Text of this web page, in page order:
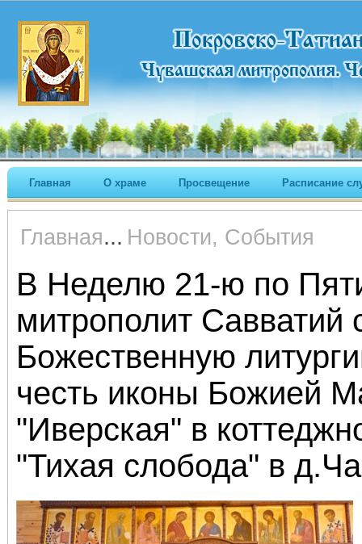
Главная О храме Просвещение Расписание
Главная... Новости, События
В Неделю 21-ю по
митрополит Савватий
Божественную
честь иконы Божией
"Иверская" в
"Тихая слобода" в